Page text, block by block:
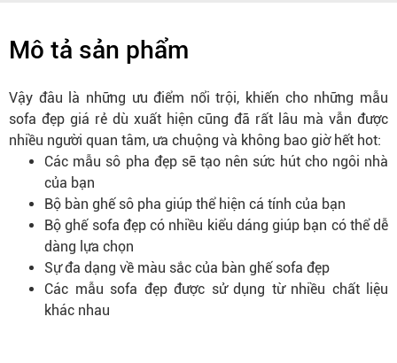
Mô tả sản phẩm
Vậy đâu là những ưu điểm nổi trội, khiến cho những mẫu
sofa đẹp giá rẻ dù xuất hiện cũng đã rất lâu mà vẫn được
nhiều người quan tâm, ưa chuộng và không bao giờ hết hot:
Các mẫu sô pha đẹp sẽ tạo nên sức hút cho ngôi nhà
của bạn
Bộ bàn ghế sô pha giúp thể hiện cá tính của bạn
Bộ ghế sofa đẹp có nhiều kiểu dáng giúp bạn có thể dễ
dàng lựa chọn
Sự đa dạng về màu sắc của bàn ghế sofa đẹp
Các mẫu sofa đẹp được sử dụng từ nhiều chất liệu
khác nhau